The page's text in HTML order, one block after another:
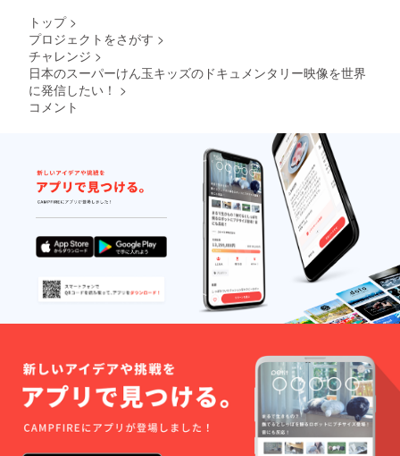
リー映
像のエ
援いた
だいた
方の名
前を記
載 備考
の欄に
記載す
る名前
を書い
て下さ
い（10
文字以
内）
（例
ンダ
マック
ス （例
２）け
ん玉
太郎
トップ >
プロジェクトをさがす >
チャレンジ >
日本のスーパーけん玉キッズのドキュメンタリー映像を世界
に発信したい！ >
コメント